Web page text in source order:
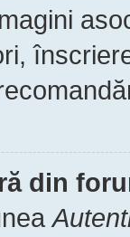
din